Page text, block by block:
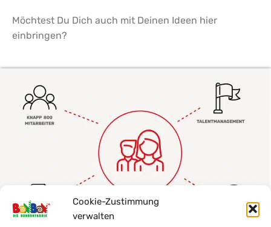
Cookie-Zustimmung
verwalten
Möchtest Du Dich auch mit Deinen Ideen hier
einbringen?